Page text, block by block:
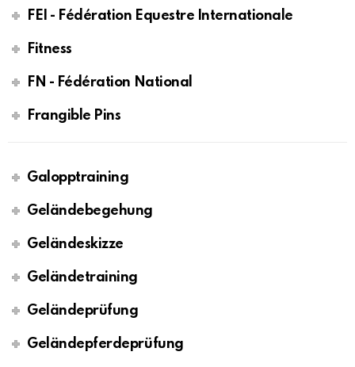
FEI - Fédération Equestre Internationale
Fitness
FN - Fédération National
Frangible Pins
Galopptraining
Geländebegehung
Geländeskizze
Geländetraining
Geländeprüfung
Geländepferdeprüfung